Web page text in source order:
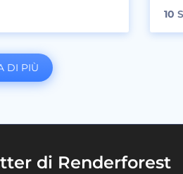
10
DI PIÙ
di Renderforest